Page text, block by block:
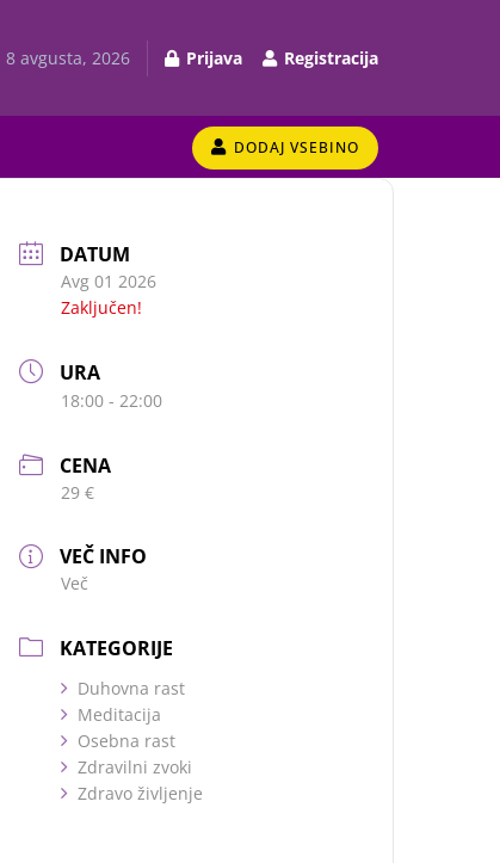
8 avgusta, 2026 Prijava Registracija
DODAJ VSEBINO
DATUM
Avg 01 2026
Zaključen!
URA
18:00 - 22:00
CENA
29 €
VEČ INFO
Več
KATEGORIJE
Duhovna rast
Meditacija
Osebna rast
Zdravilni zvoki
Zdravo življenje